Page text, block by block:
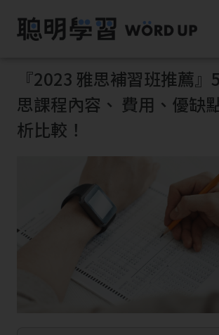
『2023 雅思補習班推薦』
思課程內容、 費用、優缺
析比較！